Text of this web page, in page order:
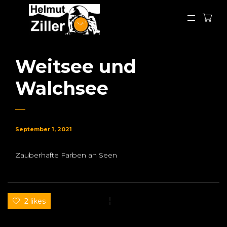
Weitsee und
Walchsee
September 1, 2021
Zauberhafte Farben an Seen
2 likes